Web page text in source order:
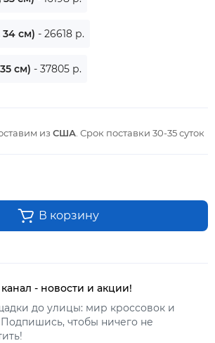
34 см) - 26618 р.
см) - 37805 р.
из США . Срок поставки 30-35 суток
В корзину
- новости и акции!
до улицы: мир кроссовок и
Подпишись, чтобы ничего не